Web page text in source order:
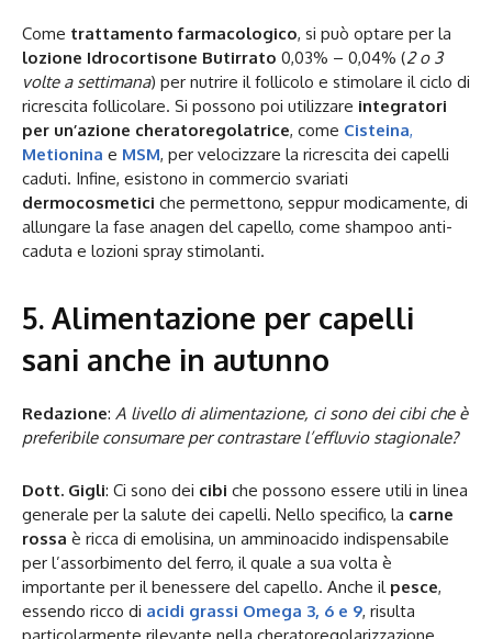
Come trattamento farmacologico, si può optare per la
lozione Idrocortisone Butirrato 0,03% – 0,04% (2 o 3
volte a settimana) per nutrire il follicolo e stimolare il ciclo di
ricrescita follicolare. Si possono poi utilizzare integratori
per un’azione cheratoregolatrice, come Cisteina,
Metionina e MSM, per velocizzare la ricrescita dei capelli
caduti. Infine, esistono in commercio svariati
dermocosmetici che permettono, seppur modicamente, di
allungare la fase anagen del capello, come shampoo anti-
caduta e lozioni spray stimolanti.
5. Alimentazione per capelli
sani anche in autunno
Redazione: A livello di alimentazione, ci sono dei cibi che è
preferibile consumare per contrastare l’effluvio stagionale?
Dott. Gigli: Ci sono dei cibi che possono essere utili in linea
generale per la salute dei capelli. Nello specifico, la carne
rossa è ricca di emolisina, un amminoacido indispensabile
per l’assorbimento del ferro, il quale a sua volta è
importante per il benessere del capello. Anche il pesce,
essendo ricco di acidi grassi Omega 3, 6 e 9, risulta